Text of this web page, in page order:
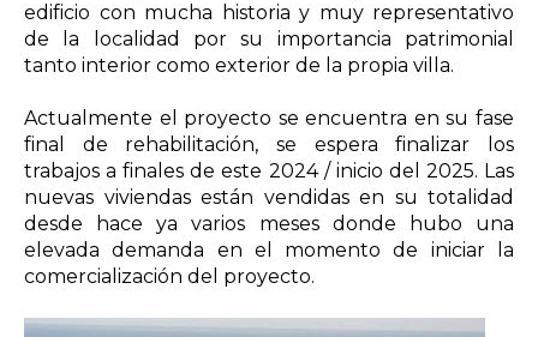
edificio con mucha historia y muy representativo
de la localidad por su importancia patrimonial
tanto interior como exterior de la propia villa.
Actualmente el proyecto se encuentra en su fase
final de rehabilitación, se espera finalizar los
trabajos a finales de este 2024 / inicio del 2025. Las
nuevas viviendas están vendidas en su totalidad
desde hace ya varios meses donde hubo una
elevada demanda en el momento de iniciar la
comercialización del proyecto.